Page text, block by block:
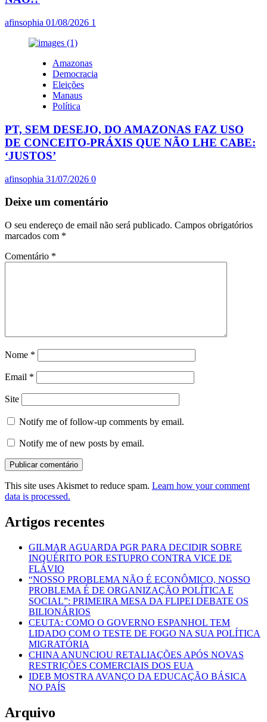
afinsophia 01/08/2026 1
Amazonas
Democracia
Eleições
Manaus
Política
PT, SEM DESEJO, DO AMAZONAS FAZ USO
DE CONCEITO-PRÁXIS QUE NÃO LHE CABE:
‘JUSTOS’
afinsophia 31/07/2026 0
Deixe um comentário
O seu endereço de email não será publicado. Campos obrigatórios
marcados com *
Comentário *
Nome *
Email *
Site
Notify me of follow-up comments by email.
Notify me of new posts by email.
This site uses Akismet to reduce spam. Learn how your comment
data is processed.
Artigos recentes
GILMAR AGUARDA PGR PARA DECIDIR SOBRE
INQUÉRITO POR ESTUPRO CONTRA VICE DE
FLÁVIO
“NOSSO PROBLEMA NÃO É ECONÔMICO, NOSSO
PROBLEMA É DE ORGANIZAÇÃO POLÍTICA E
SOCIAL”: PRIMEIRA MESA DA FLIPEI DEBATE OS
BILIONÁRIOS
CEUTA: COMO O GOVERNO ESPANHOL TEM
LIDADO COM O TESTE DE FOGO NA SUA POLÍTICA
MIGRATÓRIA
CHINA ANUNCIOU RETALIAÇÕES APÓS NOVAS
RESTRIÇÕES COMERCIAIS DOS EUA
IDEB MOSTRA AVANÇO DA EDUCAÇÃO BÁSICA
NO PAÍS
Arquivo